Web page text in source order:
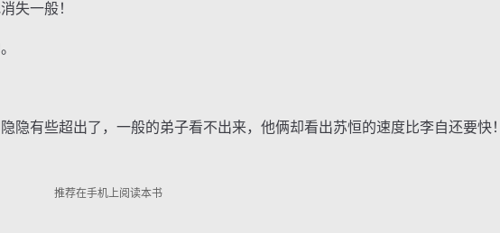
失一般！
有些超出了，一般的弟子看不出来，他俩却看出苏恒的速度比李自还要快！
推荐在手机上阅读本书